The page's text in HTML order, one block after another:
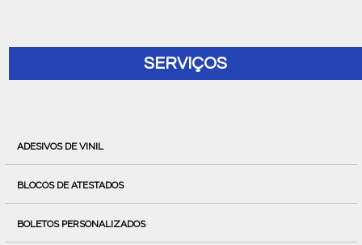
SERVIÇOS
ADESIVOS DE VINIL
BLOCOS DE ATESTADOS
BOLETOS PERSONALIZADOS